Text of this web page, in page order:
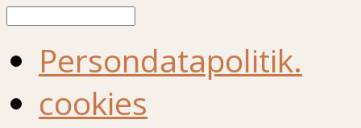
Persondatapolitik.
cookies